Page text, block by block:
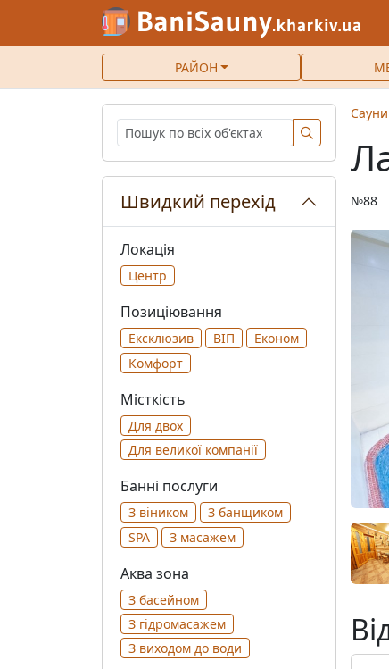
РАЙОН
Сауни
№88
Швидкий перехід
Локація
Центр
Позиціювання
Ексклюзив ВІП
Економ
Комфорт
Місткість
Для двох
Для великої компанії
Банні послуги
З віником
З банщиком
SPA
З масажем
Аква зона
З басейном
З гідромасажем
З виходом до води